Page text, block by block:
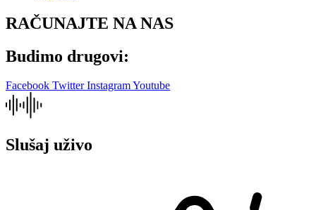
RAČUNAJTE NA NAS
Budimo drugovi:
Facebook Twitter InstagramYoutube
Slušaj uživo